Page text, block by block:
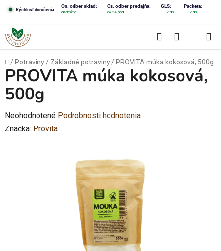
obsah
Rýchlosť doručenia
Os. odber sklad: Os. odber predajňa: GLS: Packeta:
okamžite do 24 hod. 1 - 2 dni 1 - 2 dni
Hľadať
KOŠÍK
Domov
/ Potraviny / Základné potraviny / PROVITA múka kokosová, 500g
PROVITA múka kokosová,
500g
Priemerné
hodnotenie
Neohodnotené Podrobnosti hodnotenia
Značka: Provita